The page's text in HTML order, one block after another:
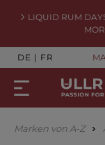
LIQUID RUM
DE FR
Marken von A-Z